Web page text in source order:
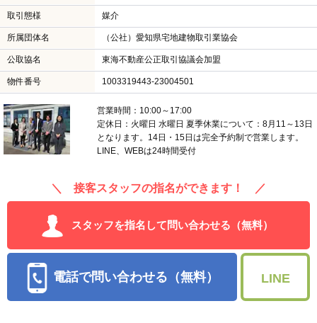
取引態様 媒介
所属団体名 （公社）愛知県宅地建物取引業協会
公取協名 東海不動産公正取引協議会加盟
物件番号 1003319443-23004501
営業時間：10:00～17:00
定休日：火曜日 水曜日 夏季休業について：8月11～13日
となります。14日・15日は完全予約制で営業します。
LINE、WEBは24時間受付
＼ 接客スタッフの指名ができます！ ／
スタッフを指名して問い合わせる（無料）
電話で問い合わせる（無料） LINE